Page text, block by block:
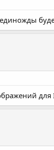
единожды
для